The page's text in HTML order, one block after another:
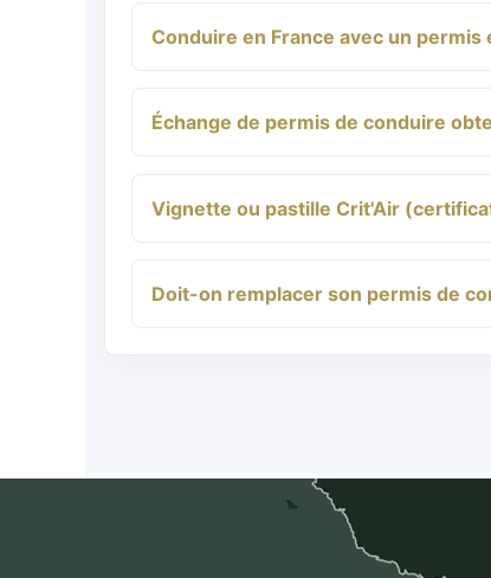
Conduire en France avec un
Échange de permis de conduire
Vignette ou pastille Crit'Air
Doit-on remplacer son permis de